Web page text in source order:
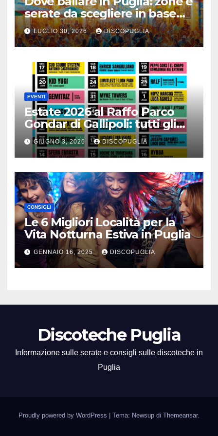
serate da scegliere in base
alla vacanza
LUGLIO 30, 2026 DISCOPUGLIA
EVENTI
Estate 2026 al Raffo Parco
Gondar di Gallipoli: tutti gli
eventi da non perdere!
GIUGNO 3, 2026 DISCOPUGLIA
CONSIGLI
Le 6 Migliori Località per la
Vita Notturna Estiva in Puglia
GENNAIO 16, 2025 DISCOPUGLIA
Discoteche Puglia
Informazione sulle serate e consigli sulle discoteche in
Puglia
Proudly powered by WordPress Tema: Newsup di Themeansar.